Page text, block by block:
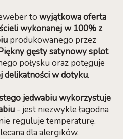
to wyjątkowa oferta
wykonanej w 100% z
produkowanego przez
gęsty satynowy splot
połysku oraz potęguje
delikatności w dotyku.
jedwabiu wykorzystuje
- jest niezwykle łagodna
reguluje temperaturę.
dla alergików.